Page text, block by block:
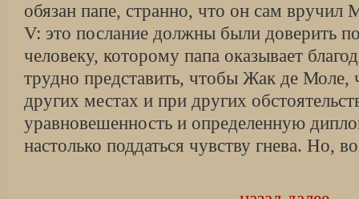
обязан папе, странно, что он сам вручил
V: это послание должны были доверить
человеку, которому папа оказывает
трудно представить, чтобы Жак де Моле,
других местах и при других
уравновешен­ность и определенную
настолько поддаться чувству гнева. Но,